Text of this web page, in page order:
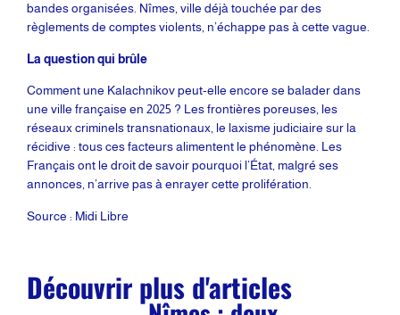
bandes organisées. Nîmes, ville déjà touchée par des
règlements de comptes violents, n’échappe pas à cette vague.
La question qui brûle
Comment une Kalachnikov peut-elle encore se balader dans
une ville française en 2025 ? Les frontières poreuses, les
réseaux criminels transnationaux, le laxisme judiciaire sur la
récidive : tous ces facteurs alimentent le phénomène. Les
Français ont le droit de savoir pourquoi l’État, malgré ses
annonces, n’arrive pas à enrayer cette prolifération.
Source : Midi Libre
Découvrir plus d'articles